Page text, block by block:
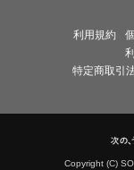
利用規約
特定商取引
Copyright (C)